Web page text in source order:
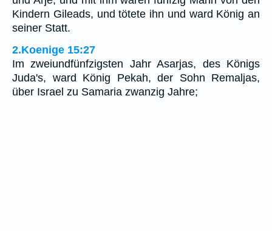
Kindern Gileads, und tötete ihn und ward König an
seiner Statt.
2.Koenige 15:27
Im zweiundfünfzigsten Jahr Asarjas, des Königs
Juda's, ward König Pekah, der Sohn Remaljas,
über Israel zu Samaria zwanzig Jahre;